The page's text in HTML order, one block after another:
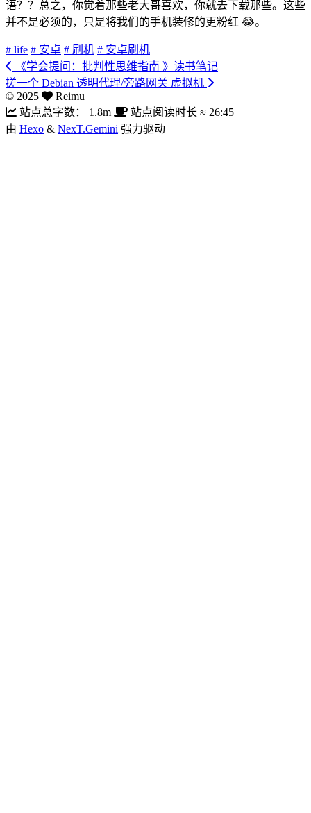
语？？总之，你觉着那些老大哥喜欢，你就去下载那些。这些
并不是必须的，只是将我们的手机装修的更粉红 😂。
# life # 安卓 # 刷机 # 安卓刷机
《学会提问：批判性思维指南 》读书笔记
搓一个 Debian 透明代理/旁路网关 虚拟机
© 2025
Reimu
站点总字数：
1.8m 站点阅读时长 ≈ 26:45
由 Hexo & NexT.Gemini 强力驱动